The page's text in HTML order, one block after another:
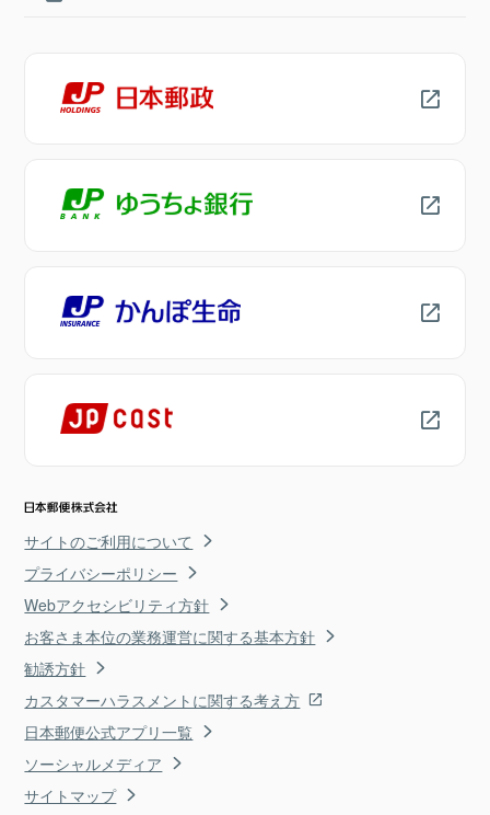
サイトのご利用について
プライバシーポリシー
Webアクセシビリティ方針
お客さま本位の業務運営に関する基本方針
勧誘方針
カスタマーハラスメントに関する考え方
日本郵便公式アプリ一覧
ソーシャルメディア
サイトマップ